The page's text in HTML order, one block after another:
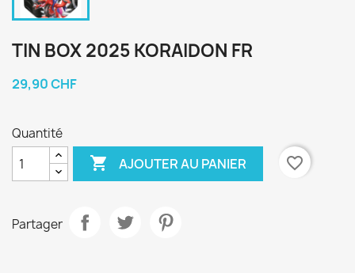
TIN BOX 2025 KORAIDON FR
29,90 CHF
Quantité
 AJOUTER AU PANIER favorite_border
Partager